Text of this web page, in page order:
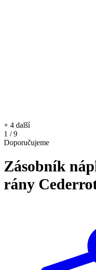
+ 4 další
1 / 9
Doporučujeme
Zásobník
rány